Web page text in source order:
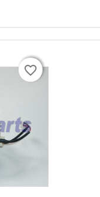
favorite_border
favorite_border